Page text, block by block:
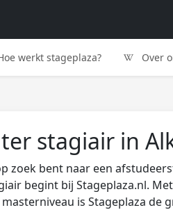
werkt stageplaza? Over
stagiair in
zoek bent naar een
begint bij Stageplaza.nl.
is Stageplaza de